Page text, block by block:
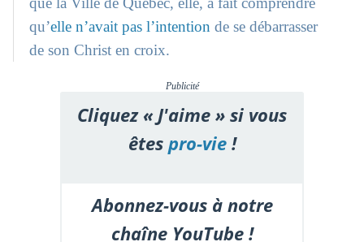
qu’elle n’avait pas l’intention de se débarrasser
de son Christ en croix.
Publicité
Cliquez « J'aime » si vous
êtespro-vie!
Abonnez-vous à notre
chaîne YouTube !